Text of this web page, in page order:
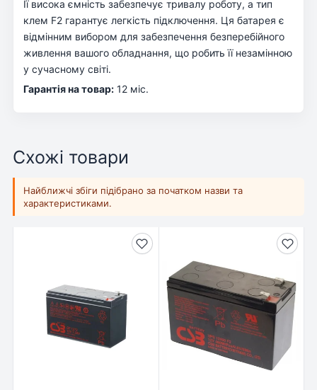
Її висока ємність забезпечує тривалу роботу, а тип
клем F2 гарантує легкість підключення. Ця батарея є
відмінним вибором для забезпечення безперебійного
живлення вашого обладнання, що робить її незамінною
у сучасному світі.
Гарантія на товар: 12 міс.
Схожі товари
Найближчі збіги підібрано за початком назви та
характеристиками.